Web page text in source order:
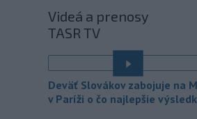
Arnaldi vypadol na turnaji ATP
Masters 1000
- Pri požiari lesného
Trstíne v okrese Trnava zasahuje
takmer 50 hasičov.
Videá a prenosy
TASR TV
Deväť Slovákov zabojuje na
v Paríži o čo najlepšie